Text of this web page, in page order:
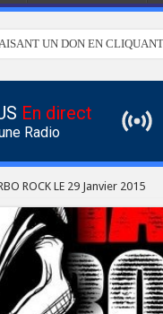
UN DON EN
En direct
Radio
ROCK LE 29 Janvier 2015